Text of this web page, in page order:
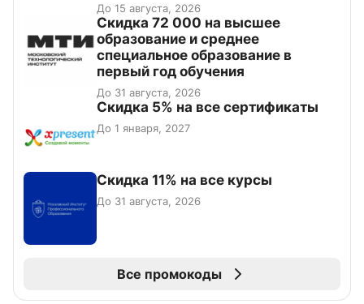
До 15 августа, 2026
Скидка 72 000 на высшее
образование и среднее
специальное образование в
первый год обучения
До 31 августа, 2026
Скидка 5% на все сертификаты
До 1 января, 2027
Скидка 11% на все курсы
До 31 августа, 2026
Все промокоды